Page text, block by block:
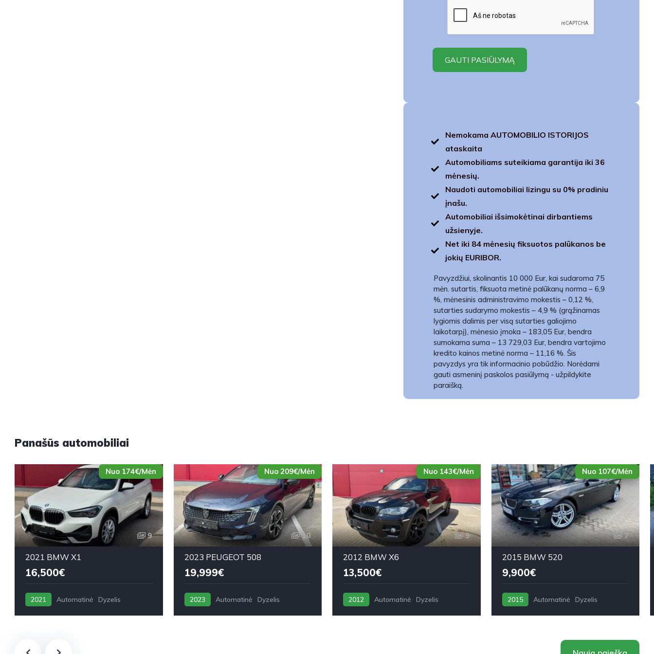
Nemokama AUTOMOBILIO ISTORIJOS
ataskaita
Automobiliams suteikiama garantija iki 36
mėnesių.
Naudoti automobiliai lizingu su 0% pradiniu
įnašu.
Automobiliai išsimokėtinai dirbantiems
užsienyje.
Net iki 84 mėnesių fiksuotos palūkanos be
jokių EURIBOR.
Pavyzdžiui, skolinantis 10 000 Eur, kai sudaroma 75
mėn. sutartis, fiksuota metinė palūkanų norma – 6,9
%, mėnesinis administravimo mokestis – 0,12 %,
sutarties sudarymo mokestis – 4,9 % (grąžinamas
lygiomis dalimis per visą sutarties galiojimo
laikotarpį), mėnesio įmoka – 183,05 Eur, bendra
sumokama suma – 13 729,03 Eur, bendra vartojimo
kredito kainos metinė norma – 11,16 %. Šis
pavyzdys yra tik informacinio pobūdžio. Norėdami
gauti asmeninį paskolos pasiūlymą - užpildykite
paraišką.
Panašūs automobiliai
Nuo 174€/Mėn
9
2021 BMW X1
16,500€
2021 Automatinė Dyzelis
Nuo 209€/Mėn
10
2023 PEUGEOT 508
19,999€
2023 Automatinė Dyzelis
Nuo 143€/Mėn
9
2012 BMW X6
13,500€
2012 Automatinė Dyzelis
Nuo 107€/Mėn
7
2015 BMW 520
9,900€
2015 Automatinė Dyzelis